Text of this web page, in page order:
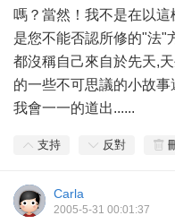
嗎？當然！我不是在以
是您不能否認所修的"法"
都沒稱自己來自於先天,
的一些不可思議的小故
我會一一的道出......
支持 反對
Carla
2005-5-31 00:01:37